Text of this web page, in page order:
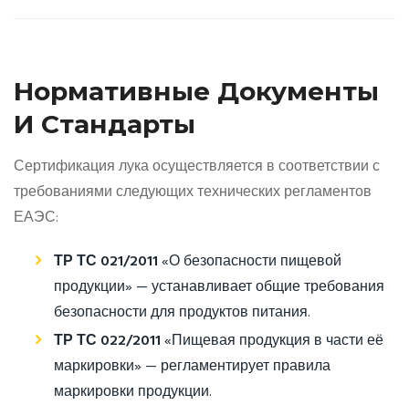
Нормативные Документы
И Стандарты
Сертификация лука осуществляется в соответствии с
требованиями следующих технических регламентов
ЕАЭС:
ТР ТС 021/2011«О безопасности пищевой
продукции» — устанавливает общие требования
безопасности для продуктов питания.
ТР ТС 022/2011«Пищевая продукция в части её
маркировки» — регламентирует правила
маркировки продукции.